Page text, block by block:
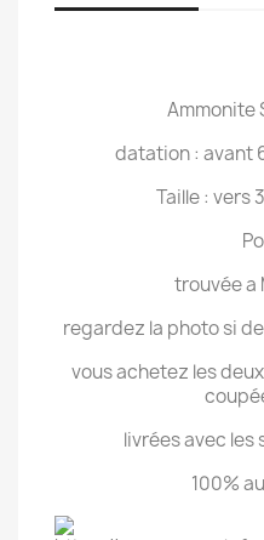
Ammonite
datation : avant
Taille : vers
trouvée a
regardez la photo si
vous achetez les
livrées avec
100%